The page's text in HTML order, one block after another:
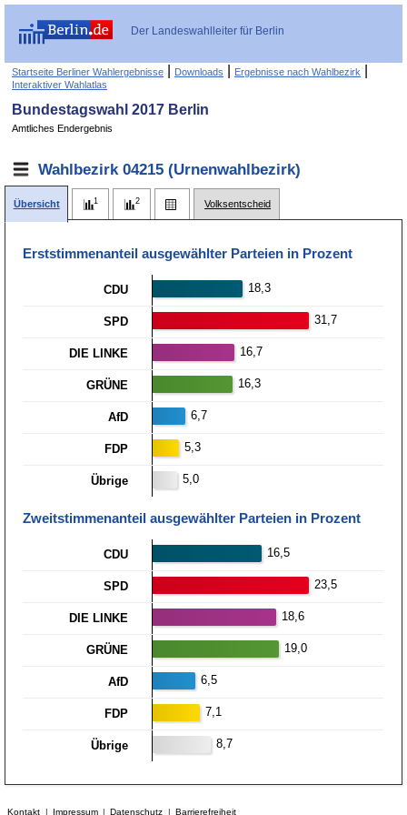
Der Landeswahlleiter für Berlin
Startseite Berliner Wahlergebnisse Downloads Ergebnisse nach Wahlbezirk
Interaktiver Wahlatlas
Bundestagswahl 2017 Berlin
Amtliches Endergebnis
Wahlbezirk 04215 (Urnenwahlbezirk)
Übersicht Volksentscheid
Erststimmen­anteil ausgewählter Parteien in Prozent
CDU 18,3
SPD 31,7
DIE LINKE 16,7
GRÜNE 16,3
AfD 6,7
FDP 5,3
Übrige 5,0
Zweitstimmen­anteil ausgewählter Parteien in Prozent
CDU 16,5
SPD 23,5
DIE LINKE 18,6
GRÜNE 19,0
AfD 6,5
FDP 7,1
Übrige 8,7
Kontakt Impressum Datenschutz Barrierefreiheit